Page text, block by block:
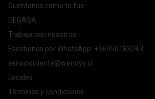
Cuentanos como te fue
DEGASA
Trabaja con nosotros
Escríbenos por WhatsApp: +56950183243
serviciocliente@wendys.cl
Locales
Términos y condiciones